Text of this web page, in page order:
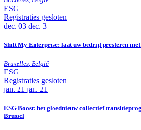
ESG
Registraties gesloten
dec. 03 dec. 3
Shift My Enterprise: laat uw bedrijf presteren met
Bruxelles België
ESG
Registraties gesloten
jan. 21 jan. 21
ESG Boost: het gloednieuw collectief
Brussel